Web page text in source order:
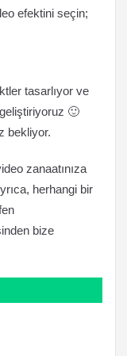
efektini seçin;
tasarlıyor ve
🙂
bekliyor.
zanaatınıza
herhangi bir
bize